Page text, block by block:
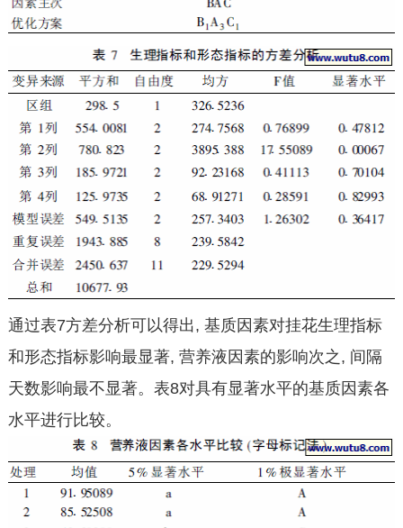
通过表7方差分析可以得出, 基质因素对挂花生理指标
和形态指标影响最显著, 营养液因素的影响次之, 间隔
天数影响最不显著。表8对具有显著水平的基质因素各
水平进行比较。